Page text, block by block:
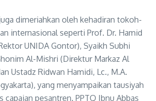
dimeriahkan oleh kehadiran tokoh-
internasional seperti Prof. Dr. Hamid
UNIDA Gontor), Syaikh Subhi
Al-Mishri (Direktur Markaz Al
Ustadz Ridwan Hamidi, Lc., M.A.
yang menyampaikan tausiyah
capaian pesantren. PPTQ Ibnu Abbas